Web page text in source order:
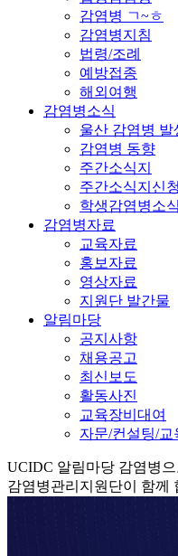
감염병 ㄱ~ㅎ
감염병지침
법령/조례
예방접종
해외여행
감염병소식
울산 감염병 발
감염병 동향
주간소식지
주간소식지신청
학생감염병소
감염병자료
교육자료
홍보자료
영상자료
지원단 발간물
알림마당
공지사항
채용공고
최신보도
활동사진
교육장비대여
자문/컨설팅/교
UCIDC 알림마당 감염병
감염병관리지원단이 함께